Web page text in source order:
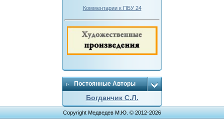
Комментарии к ПБУ 24
Постоянные Авторы
Богданчик С.Л.
Copyright Медведев М.Ю. © 2012-2026